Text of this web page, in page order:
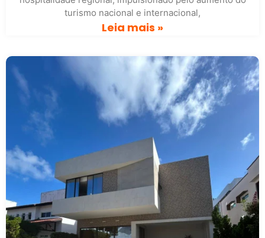
turismo nacional e internacional,
Leia mais »